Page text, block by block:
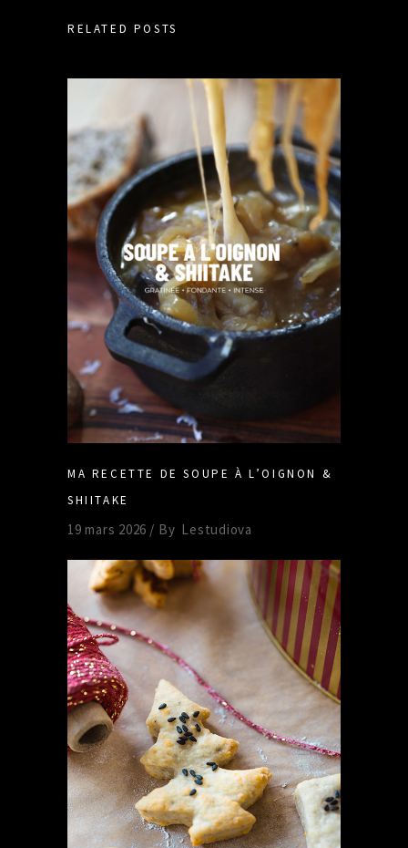
RELATED POSTS
MA RECETTE DE SOUPE À L’OIGNON &
SHIITAKE
19 mars 2026 By Lestudiova